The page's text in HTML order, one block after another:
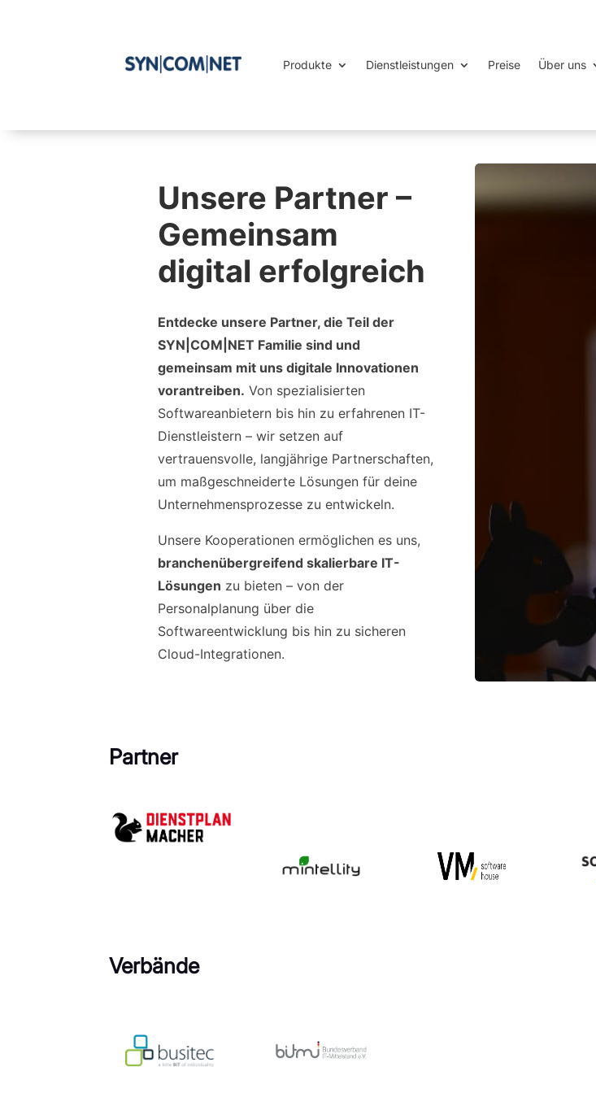
Produkte Dienstleistungen Preise Über uns
Unsere Partner –
Gemeinsam
digital erfolgreich
Entdecke unsere Partner, die Teil der
SYN|COM|NET Familie sind und
gemeinsam mit uns digitale Innovationen
vorantreiben. Von spezialisierten
Softwareanbietern bis hin zu erfahrenen IT-
Dienstleistern – wir setzen auf
vertrauensvolle, langjährige Partnerschaften,
um maßgeschneiderte Lösungen für deine
Unternehmensprozesse zu entwickeln.
Unsere Kooperationen ermöglichen es uns,
branchenübergreifend skalierbare IT-
Lösungen zu bieten – von der
Personalplanung über die
Softwareentwicklung bis hin zu sicheren
Cloud-Integrationen.
Partner
Verbände